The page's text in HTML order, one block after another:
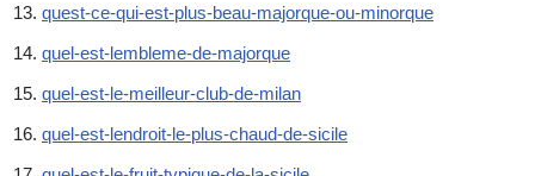
quest-ce-qui-est-plus-beau-majorque-ou-minorque
quel-est-lembleme-de-majorque
quel-est-le-meilleur-club-de-milan
quel-est-lendroit-le-plus-chaud-de-sicile